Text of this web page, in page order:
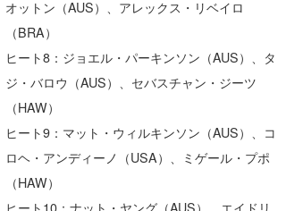
オットン（AUS）、アレックス・リベイロ
（BRA）
ヒート8：ジョエル・パーキンソン（AUS）、タ
ジ・バロウ（AUS）、セバスチャン・ジーツ
（HAW）
ヒート9：マット・ウィルキンソン（AUS）、コ
ロヘ・アンディーノ（USA）、ミゲール・プポ
（HAW）
ヒート10：ナット・ヤング（AUS）、エイドリ